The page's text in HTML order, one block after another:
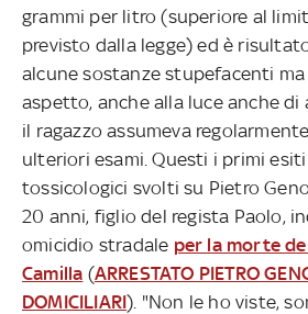
grammi per litro (superiore al
previsto dalla legge) ed è
alcune sostanze stupefacenti
aspetto, anche alla luce anche di
il ragazzo assumeva
ulteriori esami. Questi i primi
tossicologici svolti su Pietro
20 anni, figlio del regista Paolo,
omicidio stradale per la morte
Camilla (ARRESTATO PIETRO
DOMICILIARI). "Non le ho viste,